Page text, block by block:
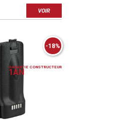
VOIR
-18%
GARANTIE CONSTRUCTEUR
1AN